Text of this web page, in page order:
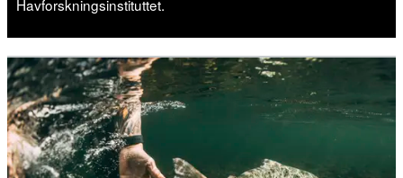
Havforskningsinstituttet.